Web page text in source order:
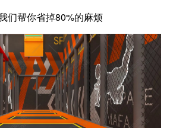
们帮你省掉80%的麻烦